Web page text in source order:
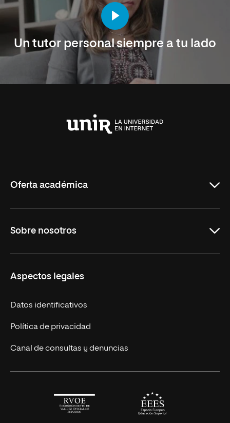
Un tutor personal siempre a tu lado
Oferta académica
Licenciaturas en línea
Cursos Europeos
Títulos Americanos
Alianza Newman
Sobre nosotros
Nuestros alumnos
Únete a nosotros
Actualidad
Solicita información
Aspectos legales
Datos identificativos
Política de privacidad
Canal de consultas y denuncias